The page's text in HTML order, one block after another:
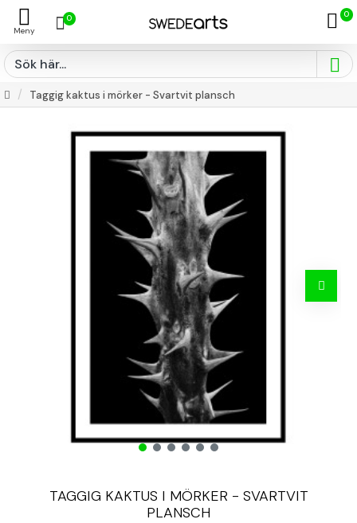
0 0
Taggig kaktus i mörker - Svartvit plansch
TAGGIG KAKTUS I MÖRKER - SVARTVIT
PLANSCH